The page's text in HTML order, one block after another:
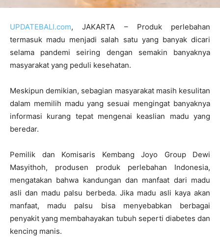
UPDATEBALI.com, JAKARTA – Produk perlebahan
termasuk madu menjadi salah satu yang banyak dicari
selama pandemi seiring dengan semakin banyaknya
masyarakat yang peduli kesehatan.
Meskipun demikian, sebagian masyarakat masih kesulitan
dalam memilih madu yang sesuai mengingat banyaknya
informasi kurang tepat mengenai keaslian madu yang
beredar.
Pemilik dan Komisaris Kembang Joyo Group Dewi
Masyithoh, produsen produk perlebahan Indonesia,
mengatakan bahwa kandungan dan manfaat dari madu
asli dan madu palsu berbeda. Jika madu asli kaya akan
manfaat, madu palsu bisa menyebabkan berbagai
penyakit yang membahayakan tubuh seperti diabetes dan
kencing manis.